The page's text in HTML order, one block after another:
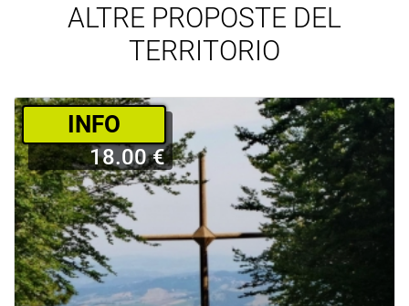
ALTRE PROPOSTE DEL
TERRITORIO
­INFO
18.00 €